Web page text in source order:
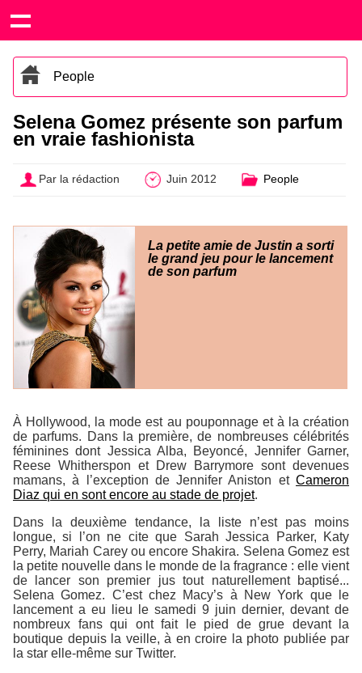
People
Selena Gomez présente son parfum
en vraie fashionista
Par la rédaction Juin 2012 People
La petite amie de Justin a sorti
le grand jeu pour le lancement
de son parfum
À Hollywood, la mode est au pouponnage et à la création
de parfums. Dans la première, de nombreuses célébrités
féminines dont Jessica Alba, Beyoncé, Jennifer Garner,
Reese Whitherspon et Drew Barrymore sont devenues
mamans, à l’exception de Jennifer Aniston et Cameron
Diaz qui en sont encore au stade de projet.
Dans la deuxième tendance, la liste n’est pas moins
longue, si l’on ne cite que Sarah Jessica Parker, Katy
Perry, Mariah Carey ou encore Shakira. Selena Gomez est
la petite nouvelle dans le monde de la fragrance : elle vient
de lancer son premier jus tout naturellement baptisé...
Selena Gomez. C’est chez Macy’s à New York que le
lancement a eu lieu le samedi 9 juin dernier, devant de
nombreux fans qui ont fait le pied de grue devant la
boutique depuis la veille, à en croire la photo publiée par
la star elle-même sur Twitter.